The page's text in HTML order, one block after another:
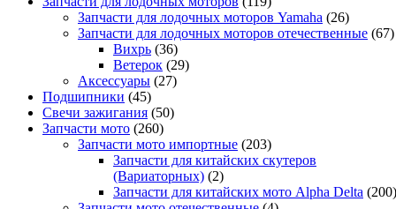
Запчасти для лодочных моторов Yamaha (26)
Запчасти для лодочных моторов отечественные (67)
Вихрь (36)
Ветерок (29)
Аксессуары (27)
Подшипники (45)
Свечи зажигания (50)
Запчасти мото (260)
Запчасти мото импортные (203)
Запчасти для китайских скутеров
(Вариаторных) (2)
Запчасти для китайских мото Alpha Delta (200)